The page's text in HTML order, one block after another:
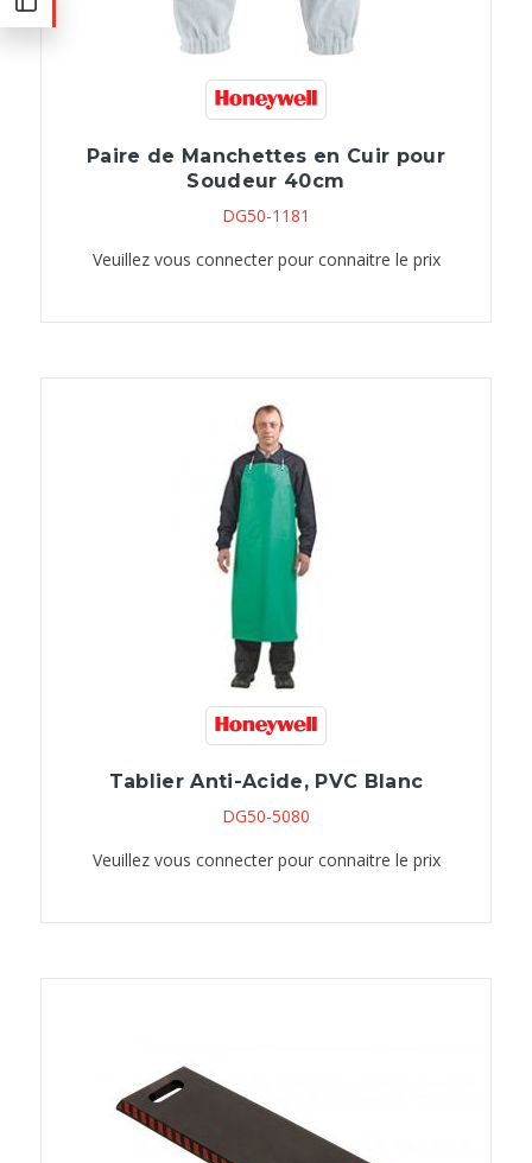
Paire de Manchettes en Cuir pour
Soudeur 40cm
DG50-1181
Veuillez vous connecter pour connaitre le prix
Tablier Anti-Acide, PVC Blanc
DG50-5080
Veuillez vous connecter pour connaitre le prix